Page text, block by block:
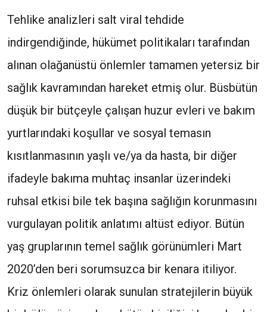
Tehlike analizleri salt viral tehdide
indirgendiğinde, hükümet politikaları tarafından
alınan olağanüstü önlemler tamamen yetersiz bir
sağlık kavramından hareket etmiş olur. Büsbütün
düşük bir bütçeyle çalışan huzur evleri ve bakım
yurtlarındaki koşullar ve sosyal temasın
kısıtlanmasının yaşlı ve/ya da hasta, bir diğer
ifadeyle bakıma muhtaç insanlar üzerindeki
ruhsal etkisi bile tek başına sağlığın korunmasını
vurgulayan politik anlatımı altüst ediyor. Bütün
yaş gruplarının temel sağlık görünümleri Mart
2020’den beri sorumsuzca bir kenara itiliyor.
Kriz önlemleri olarak sunulan stratejilerin büyük